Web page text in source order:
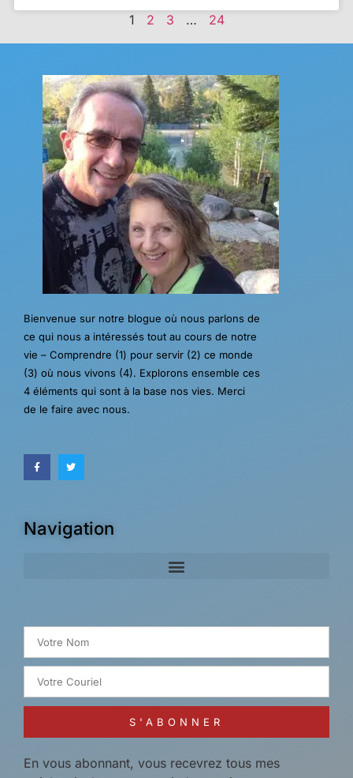
1 2 3 … 24
Bienvenue sur notre blogue où nous parlons de
ce qui nous a intéressés tout au cours de notre
vie – Comprendre (1) pour servir (2) ce monde
(3) où nous vivons (4). Explorons ensemble ces
4 éléments qui sont à la base nos vies. Merci
de le faire avec nous.
Navigation
S'ABONNER
En vous abonnant, vous recevrez tous mes